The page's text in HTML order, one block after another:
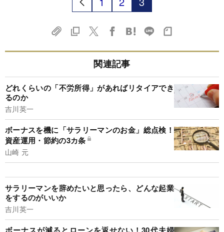
関連記事
どれくらいの「不労所得」があればリタイアでき
るのか
吉川英一
ボーナスを機に「サラリーマンのお金」総点検！
資産運用・節約の3カ条
山崎 元
サラリーマンを辞めたいと思ったら、どんな起業
をするのがいいか
吉川英一